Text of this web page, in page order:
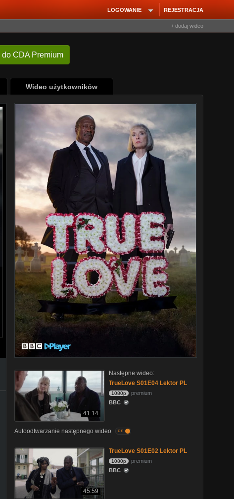
REJESTRACJA
LOGOWANIE
+ dodaj wideo
do CDA Premium
Wideo użytkowników
41:14
Następne wideo:
TrueLove S01E04 Lektor PL
1080p
premium
BBC
Autoodtwarzanie następnego wideo on
45:59
TrueLove S01E02 Lektor PL
1080p
premium
BBC